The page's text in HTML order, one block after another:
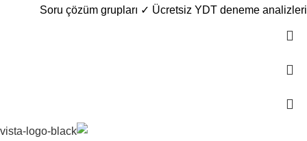
Soru çözüm grupları ✓ Ücretsiz YDT deneme analizleri